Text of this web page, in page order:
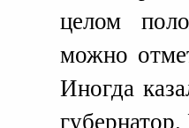
целом
можно
Иногда